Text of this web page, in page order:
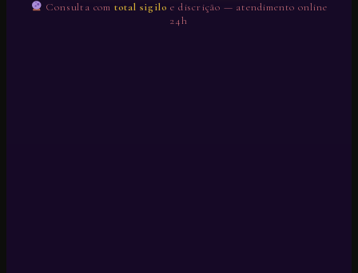
Consulta com total sigilo e discrição — atendimento online
24h